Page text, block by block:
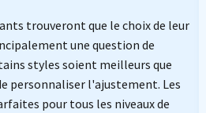
trouveront que le choix de leur
une question de
styles soient meilleurs que
personnaliser l'ajustement. Les
pour tous les niveaux de